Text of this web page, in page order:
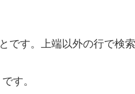
です。上端以外の行で検
す。